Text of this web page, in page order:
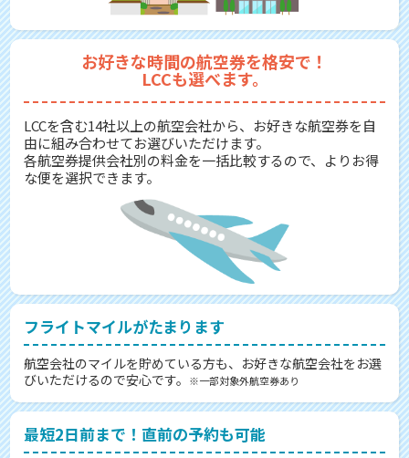
お好きな時間の航空券を格安で！
LCCも選べます。
LCCを含む14社以上の航空会社から、お好きな航空券を自
由に組み合わせてお選びいただけます。
各航空券提供会社別の料金を一括比較するので、よりお得
な便を選択できます。
フライトマイルがたまります
航空会社のマイルを貯めている方も、お好きな航空会社をお選
びいただけるので安心です。
※一部対象外航空券あり
最短2日前まで！直前の予約も可能